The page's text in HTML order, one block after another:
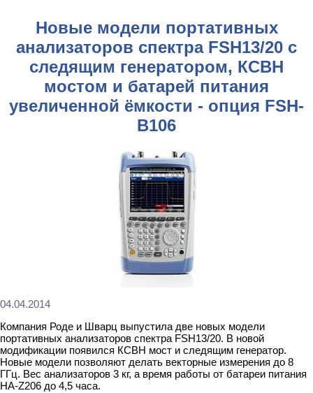
Новые модели портативных
анализаторов спектра FSH13/20 с
следящим генератором, КСВН
мостом и батарей питания
увеличенной ёмкости - опция FSH-
B106
04.04.2014
Компания Роде и Шварц выпустила две новых модели
портативных анализаторов спектра FSH13/20. В новой
модификации появился КСВН мост и следящим генератор.
Новые модели позволяют делать векторные измерения до 8
ГГц. Вес анализаторов 3 кг, а время работы от батареи питания
HA-Z206 до 4,5 часа.